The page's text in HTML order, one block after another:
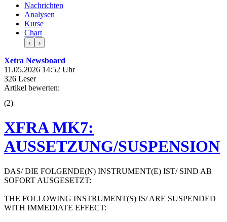
Nachrichten
Analysen
Kurse
Chart
‹ ›
Xetra Newsboard
11.05.2026 14:52 Uhr
326 Leser
Artikel bewerten:
(2)
XFRA MK7:
AUSSETZUNG/SUSPENSION
DAS/ DIE FOLGENDE(N) INSTRUMENT(E) IST/ SIND AB
SOFORT AUSGESETZT:
THE FOLLOWING INSTRUMENT(S) IS/ ARE SUSPENDED
WITH IMMEDIATE EFFECT: